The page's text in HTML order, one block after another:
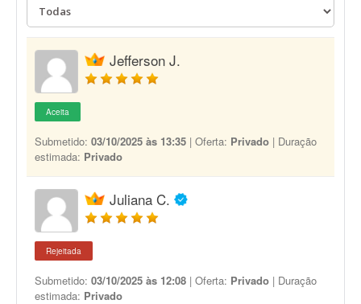
Jefferson J.
Aceita
Submetido: 03/10/2025 às 13:35 | Oferta: Privado | Duração
estimada: Privado
Juliana C.
Rejeitada
Submetido: 03/10/2025 às 12:08 | Oferta: Privado | Duração
estimada: Privado